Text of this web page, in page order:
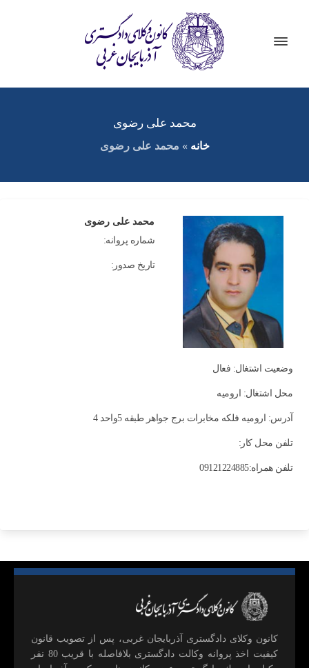
محمد علی رضوی
خانه » محمد علی رضوی
محمد علی رضوی
شماره پروانه:
تاریخ صدور:
وضعیت اشتغال: فعال
محل اشتغال: اروميه
آدرس: ارومیه فلکه مخابرات برج جواهر طبقه 5واحد 4
تلفن محل کار:
تلفن همراه:09121224885
كانون وكلای دادگستری آذربايجان غربی، پس از تصويب قانون
كيفيت اخذ پروانه وكالت دادگستری بلافاصله با قريب 80 نفر